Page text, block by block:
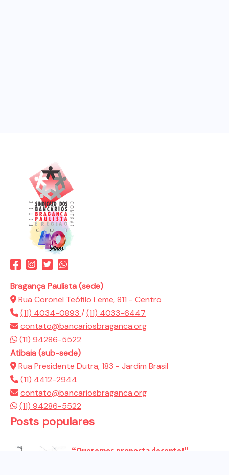
Bragança Paulista (sede)
Rua Coronel Teófilo Leme, 811 - Centro
(11) 4034-0893 /(11) 4033-6447
contato@bancariosbraganca.org
(11) 94286-5522
Atibaia (sub-sede)
Rua Presidente Dutra, 183 - Jardim Brasil
(11) 4412-2944
contato@bancariosbraganca.org
(11) 94286-5522
Posts populares
“Queremos proposta decente!”